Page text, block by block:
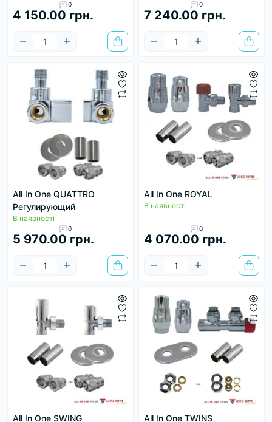
0
4 150.00 грн.
0
7 240.00 грн.
All In One QUATTRO
Регулирующий
В наявності
0
5 970.00 грн.
All In One ROYAL
В наявності
0
4 070.00 грн.
All In One SWING All In One TWINS